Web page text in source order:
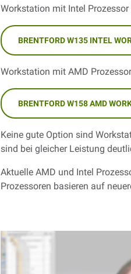
Workstation mit Intel
BRENTFORD W135 INTEL
Workstation mit AMD
BRENTFORD W158 AMD
Keine gute Option sind
sind bei gleicher Leistung
Aktuelle AMD und Intel
Prozessoren basieren auf